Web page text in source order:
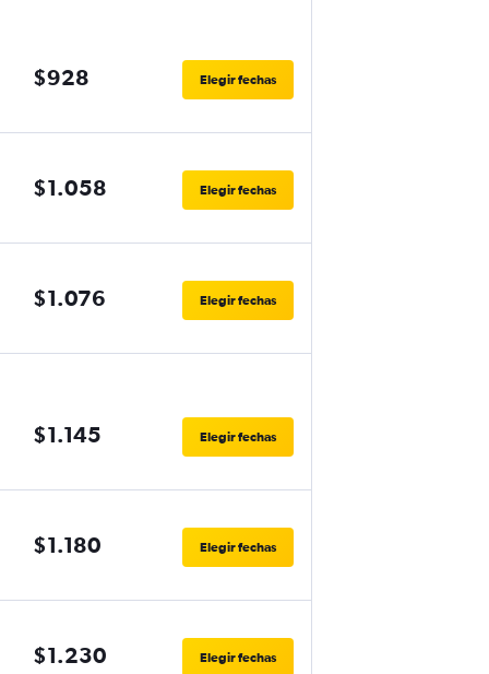
$928 Elegir fechas
$1.058 Elegir fechas
$1.076 Elegir fechas
$1.145 Elegir fechas
$1.180 Elegir fechas
$1.230 Elegir fechas